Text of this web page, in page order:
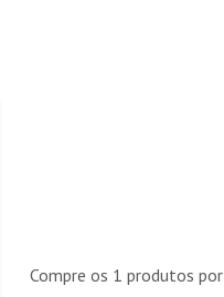
Compre os 1 produtos por